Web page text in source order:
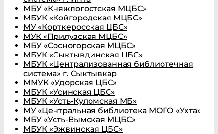
МБУ «Княжпогостская МЦБС»
МБУК «Койгородская МЦБС»
МУ «Корткеросская ЦБС»
МУК «Прилузская МЦБС»
МБУ «Сосногорская МЦБС»
МБУК «Сыктывдинская ЦБС»
МБУК «Централизованная библиотечная
система» г. Сыктывкар
ММУК «Удорская ЦБС»
МБУК «Усинская ЦБС»
МБУК «Усть-Куломская МБ»
МУ «Центральная библиотека МОГО «Ухта»
МБУ «Усть-Вымская МЦБС»
МБУК «Эжвинская ЦБС»